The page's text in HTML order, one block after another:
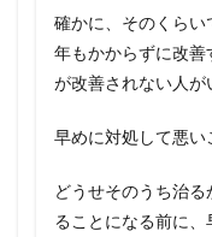
確かに、そのくらい
年もかからずに改
が改善されない人が
早めに対処して悪い
どうせそのうち治
ることになる前に